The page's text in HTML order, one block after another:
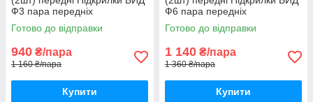
Ф3 пара передніх
Готово до відправки
940 ₴/пара
1 160 ₴/пара
Купити
Ф6 пара передніх
Готово до відправки
1 140 ₴/пара
1 360 ₴/пара
Купити